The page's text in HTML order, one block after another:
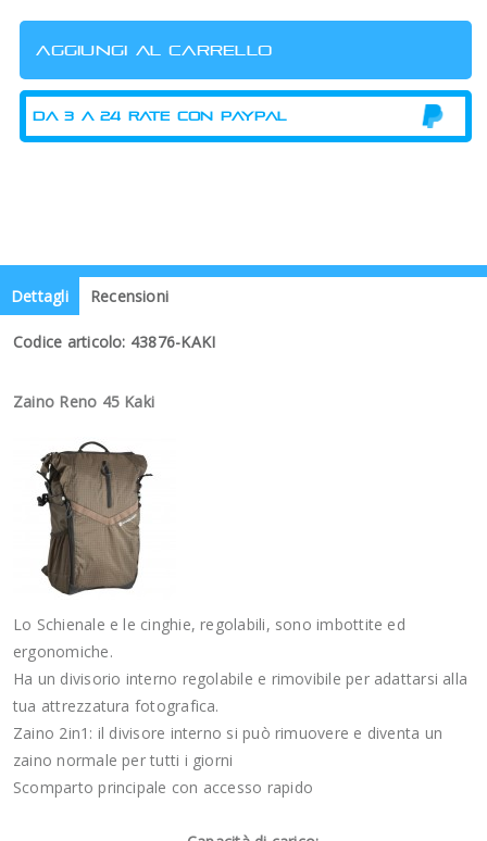
Dettagli Recensioni
Codice articolo: 43876-KAKI
Zaino Reno 45 Kaki
Lo Schienale e le cinghie, regolabili, sono imbottite ed
ergonomiche.
Ha un divisorio interno regolabile e rimovibile per adattarsi alla
tua attrezzatura fotografica.
Zaino 2in1: il divisore interno si può rimuovere e diventa un
zaino normale per tutti i giorni
Scomparto principale con accesso rapido